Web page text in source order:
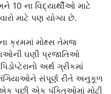
10 ના વિદ્યાર્થીઓ માટે
માટે પણ યોગ્ય છે.
ક્રમમાં મોથ્સ તેમજ
ઘણી પ્રજાતિઓ
અર્થ ગ્રીકમાં
સંપૂર્ણ રીતે અનુકૂળ
પછી એક પંક્તિઓમાં મોટી